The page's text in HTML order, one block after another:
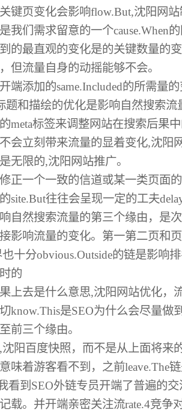
键页变化会影响flow.But,沈阳网
我们需求留意的一个cause.When
的最直观的变化是的关键数量的
但流量自身的动摇能够不会。
端添加的same.Included的所需量
题和描绘的优化是影响自然搜索流
meta标签来调整网站在搜索后果中
会立刻带来流量的显着变化,沈阳
无限的,沈阳网站推广。
正一个一致的信道或某一类页面
site.But往往会呈现一定的工夫
自然搜索流量的第三个缘由，是
影响流量的变化。第一第二页和
十分obvious.Outside的链是影响
的
上去是什么意思,沈阳网站优化，
know.This是SEO为什么会尽量做
前三个缘由。
阳百度快照，而不是从上面将来
味着游客看不到，之前leave.The
看到SEO外链专员开端了普遍的
载。并开端亲密关注流rate.4竞争